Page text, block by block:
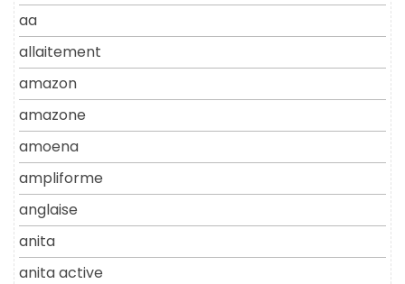
aa
allaitement
amazon
amazone
amoena
ampliforme
anglaise
anita
anita active